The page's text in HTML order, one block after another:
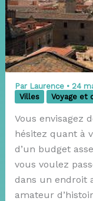
Par Laurence • 24
Villes
Voyage et
Vous envisagez
hésitez quant à
d’un budget
vous voulez
dans un endroit
amateur